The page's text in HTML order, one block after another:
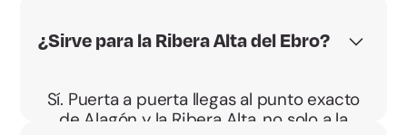
¿Sirve para la Ribera Alta del Ebro?
Sí. Puerta a puerta llegas al punto exacto
de Alagón y la Ribera Alta, no solo a la